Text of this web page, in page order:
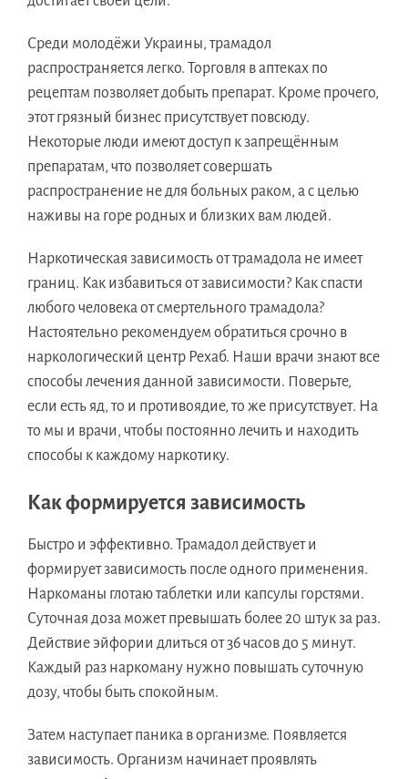
Среди молодёжи Украины, трамадол
распространяется легко. Торговля в аптеках по
рецептам позволяет добыть препарат. Кроме прочего,
этот грязный бизнес присутствует повсюду.
Некоторые люди имеют доступ к запрещённым
препаратам, что позволяет совершать
распространение не для больных раком, а с целью
наживы на горе родных и близких вам людей.
Наркотическая зависимость от трамадола не имеет
границ. Как избавиться от зависимости? Как спасти
любого человека от смертельного трамадола?
Настоятельно рекомендуем обратиться срочно в
наркологический центр Рехаб. Наши врачи знают все
способы лечения данной зависимости. Поверьте,
если есть яд, то и противоядие, то же присутствует. На
то мы и врачи, чтобы постоянно лечить и находить
способы к каждому наркотику.
Как формируется зависимость
Быстро и эффективно. Трамадол действует и
формирует зависимость после одного применения.
Наркоманы глотаю таблетки или капсулы горстями.
Суточная доза может превышать более 20 штук за раз.
Действие эйфории длиться от 36 часов до 5 минут.
Каждый раз наркоману нужно повышать суточную
дозу, чтобы быть спокойным.
Затем наступает паника в организме. Появляется
зависимость. Организм начинает проявлять